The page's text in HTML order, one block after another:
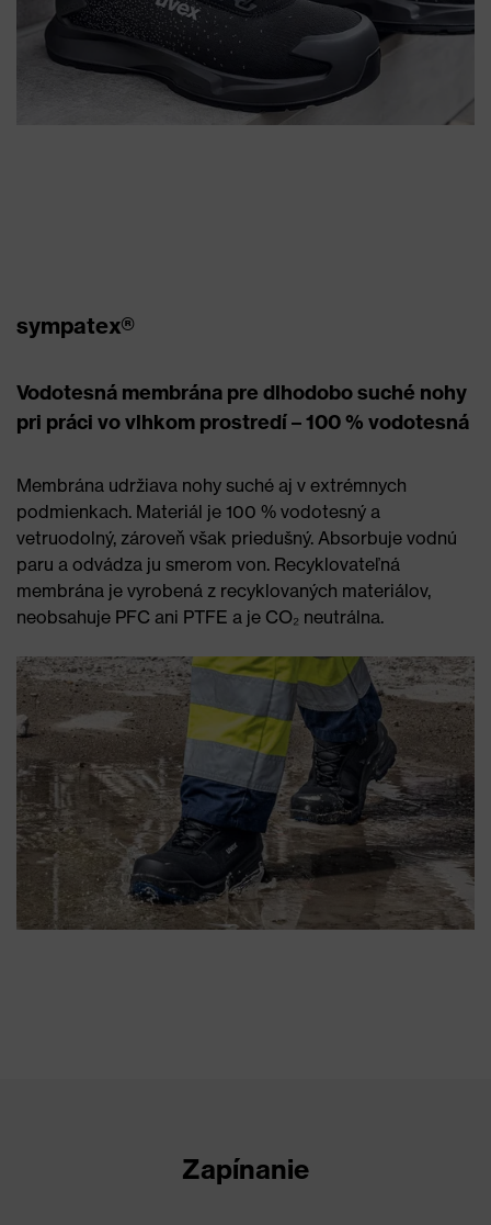
sympatex®
Vodotesná membrána pre dlhodobo suché nohy
pri práci vo vlhkom prostredí – 100 % vodotesná
Membrána udržiava nohy suché aj v extrémnych
podmienkach. Materiál je 100 % vodotesný a
vetruodolný, zároveň však priedušný. Absorbuje vodnú
paru a odvádza ju smerom von. Recyklovateľná
membrána je vyrobená z recyklovaných materiálov,
neobsahuje PFC ani PTFE a je CO₂ neutrálna.
Zapínanie